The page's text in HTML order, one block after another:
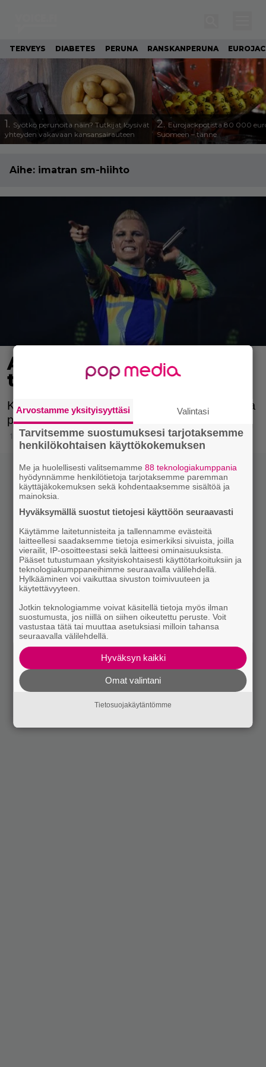
TERVEYS DIABETES PERUNA RANSKANPERUNA
1. Syötkö perunoita näin? Tutkijat löysivät
yhteyden vakavaan kansansairauteen
2. Eurojackpotista 80 000
Suomeen – tänne
Aihe: imatran sm-hiihto
Antti Tuisku hiihtää
tänään SM-debyyttinsä
Kauden ensimmäisten SM-hiihtojen lähtölistalta
puuttuu usea kärkinimi.
11.1.2025 08:15
Arvostamme yksityisyyttäsi Valintasi
Tarvitsemme suostumuksesi tarjotaksemme
henkilökohtaisen käyttökokemuksen
Me ja huolellisesti valitsemamme88 teknologiakumppania
hyödynnämme henkilötietoja tarjotaksemme paremman
käyttäjäkokemuksen sekä kohdentaaksemme sisältöä ja
mainoksia.
Hyväksymällä suostut tietojesi käyttöön seuraavasti
Käytämme laitetunnisteita ja tallennamme evästeitä
laitteellesi saadaksemme tietoja esimerkiksi sivuista, joilla
vierailit, IP-osoitteestasi sekä laitteesi ominaisuuksista.
Pääset tutustumaan yksityiskohtaisesti käyttötarkoituksiin ja
teknologiakumppaneihimme seuraavalla välilehdellä.
Hylkääminen voi vaikuttaa sivuston toimivuuteen ja
käytettävyyteen.
Jotkin teknologiamme voivat käsitellä tietoja myös ilman
suostumusta, jos niillä on siihen oikeutettu peruste. Voit
vastustaa tätä tai muuttaa asetuksiasi milloin tahansa
seuraavalla välilehdellä.
Hyväksyn kaikki
Omat valintani
Tietosuojakäytäntömme